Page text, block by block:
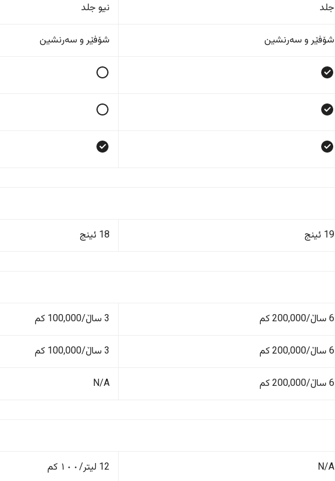
جلد نیو جلد
شۆفێر و سەرنشین شۆفێر و سەرنشین
19 ئینج 18 ئینج
6 ساڵ/200,000 کم 3 ساڵ/100,000 کم
6 ساڵ/200,000 کم 3 ساڵ/100,000 کم
6 ساڵ/200,000 کم N/A
N/A 12 لیتر/١٠٠ کم